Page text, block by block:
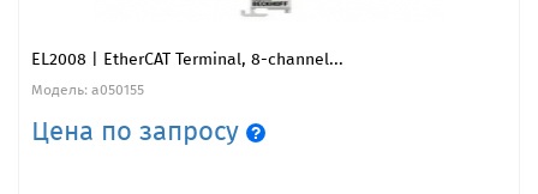
EL2008 | EtherCAT Terminal, 8-channel...
Модель: a050155
Цена по запросу